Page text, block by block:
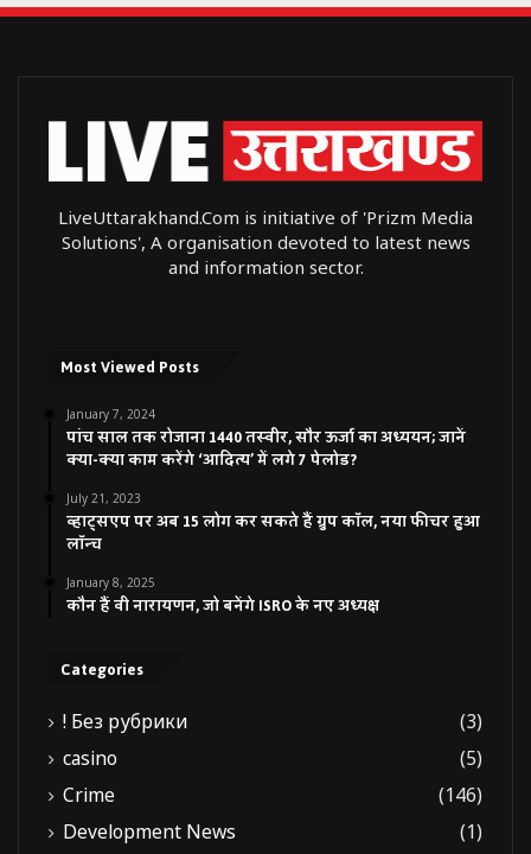
LiveUttarakhand.Com is initiative of 'Prizm Media
Solutions', A organisation devoted to latest news
and information sector.
Most Viewed Posts
January 7, 2024
पांच साल तक रोजाना 1440 तस्वीर, सौर ऊर्जा का अध्ययन; जानें
क्या-क्या काम करेंगे ‘आदित्य’ में लगे 7 पेलोड?
July 21, 2023
व्हाट्सएप पर अब 15 लोग कर सकते हैं ग्रुप कॉल, नया फीचर हुआ
लॉन्च
January 8, 2025
कौन हैं वी नारायणन, जो बनेंगे ISRO के नए अध्यक्ष
Categories
! Без рубрики
(3)
casino
(5)
Crime
(146)
Development News
(1)